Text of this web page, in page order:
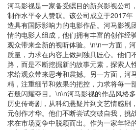
河马影视是一家备受瞩目的新兴影视公司
制作水平令人赞叹。该公司成立于2017
造具有国际影响力的电影作品。河马影视
情的电影人组成，他们拥有丰富的创作经
观众带来全新的视听体验。\n\n一方面，
质量，力求在内容上做到独具匠心。他们
路，而是不断挖掘新的故事元素，探索人
求给观众带来思考和震撼。另一方面，河
精，注重细节和效果的把控，力求将每一
石般闪耀夺目。\n\n河马影视的作品风格
历史传奇剧，从科幻悬疑片到文艺情感剧
元创作才华。他们不断尝试突破自我，挑
求在市场竞争中脱颖而出。作为一家年轻